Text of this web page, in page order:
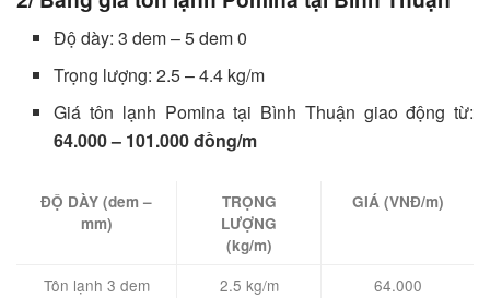
Độ dày: 3 dem – 5 dem 0
Trọng lượng: 2.5 – 4.4 kg/m
Giá tôn lạnh Pomina tại Bình Thuận giao động từ:
64.000 – 101.000 đồng/m
ĐỘ DÀY (dem –
mm)
TRỌNG
LƯỢNG
(kg/m)
GIÁ (VNĐ/m)
Tôn lạnh 3 dem 2.5 kg/m
64.000